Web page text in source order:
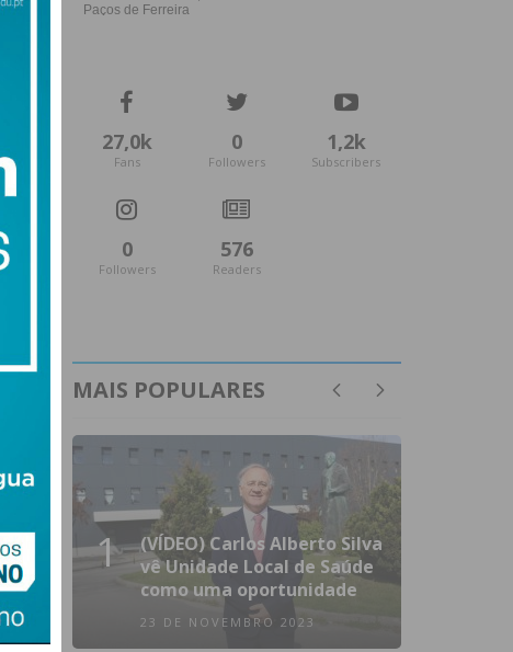
27,0k
Fans
0
Followers
1,2k
Subscribers
0
Followers
576
Readers
MAIS POPULARES
1
(VÍDEO) Carlos Alberto Silva
vê Unidade Local de Saúde
como uma oportunidade
23 DE NOVEMBRO 2023